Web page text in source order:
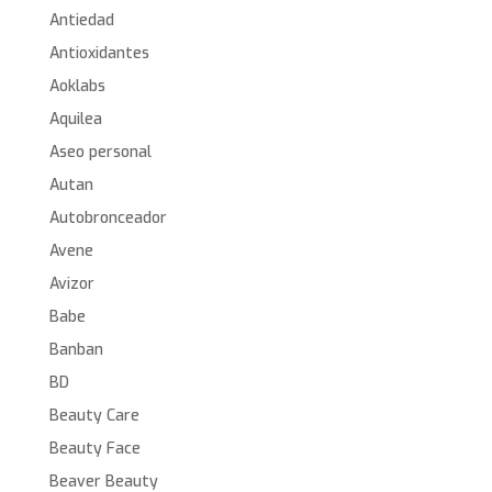
Antiedad
Antioxidantes
Aoklabs
Aquilea
Aseo personal
Autan
Autobronceador
Avene
Avizor
Babe
Banban
BD
Beauty Care
Beauty Face
Beaver Beauty